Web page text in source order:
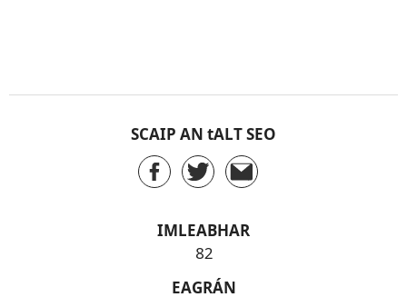
SCAIP AN tALT SEO
IMLEABHAR
82
EAGRÁN